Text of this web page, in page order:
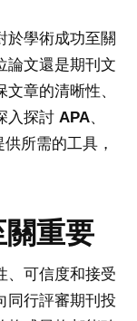
於學術成功至關
論文還是期刊文
文章的清晰性、
入探討 APA、
所需的工具，
重要
、可信度和接受
同行評審期刊投